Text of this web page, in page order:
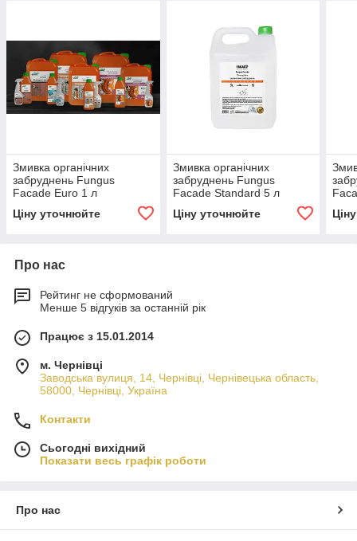
Змивка органічних
забруднень Fungus
Facade Euro 1 л
Ціну уточнюйте
Змивка органічних
забруднень Fungus
Facade Standard 5 л
Ціну уточнюйте
Про нас
Рейтинг не сформований
Менше 5 відгуків за останній рік
Працює з 15.01.2014
м. Чернівці
Заводська вулиця, 14, Чернівці, Чернівецька область,
58000, Чернівці, Україна
Контакти
Сьогодні вихідний
Показати весь графік роботи
Про нас